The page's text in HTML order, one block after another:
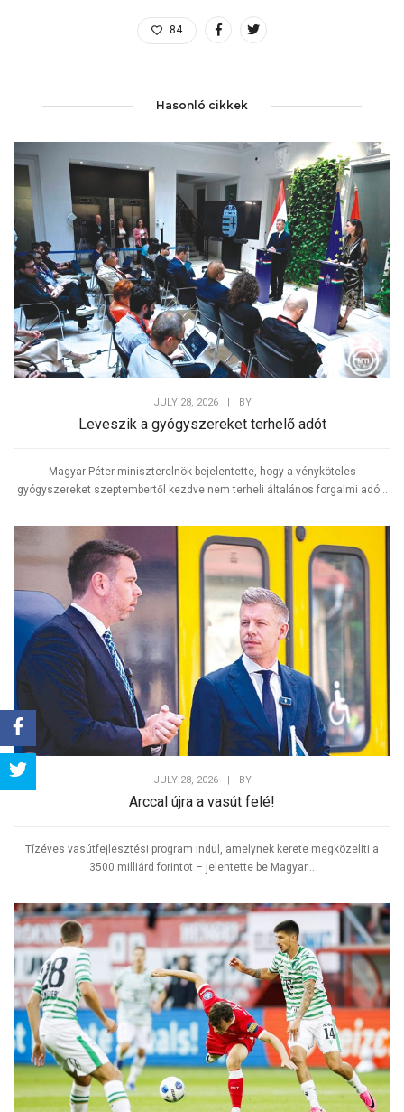
84
Hasonló cikkek
JULY 28, 2026 | BY
Leveszik a gyógyszereket terhelő adót
Magyar Péter miniszterelnök bejelentette, hogy a vényköteles
gyógyszereket szeptembertől kezdve nem terheli általános forgalmi adó...
JULY 28, 2026 BY
Arccal újra a vasút felé!
Tízéves vasútfejlesztési program indul, amelynek kerete megközelíti a
3500 milliárd forintot – jelentette be Magyar...
Share